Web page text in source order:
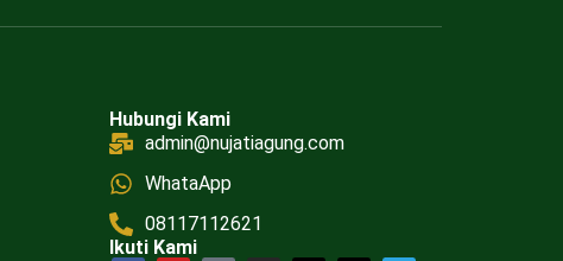
Hubungi Kami
admin@nujatiagung.com
WhataApp
08117112621
Ikuti Kami